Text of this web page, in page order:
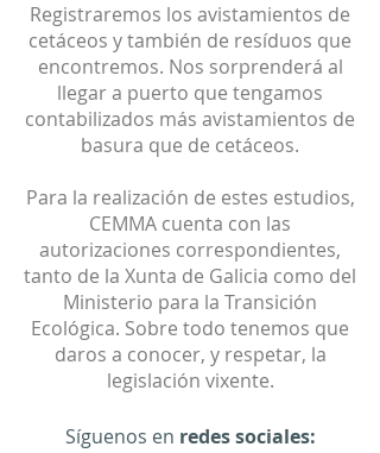
Registraremos los avistamientos de
cetáceos y también de resíduos que
encontremos. Nos sorprenderá al
llegar a puerto que tengamos
contabilizados más avistamientos de
basura que de cetáceos.
Para la realización de estes estudios,
CEMMA cuenta con las
autorizaciones correspondientes,
tanto de la Xunta de Galicia como del
Ministerio para la Transición
Ecológica. Sobre todo tenemos que
daros a conocer, y respetar, la
legislación vixente.
Síguenos en redes sociales: